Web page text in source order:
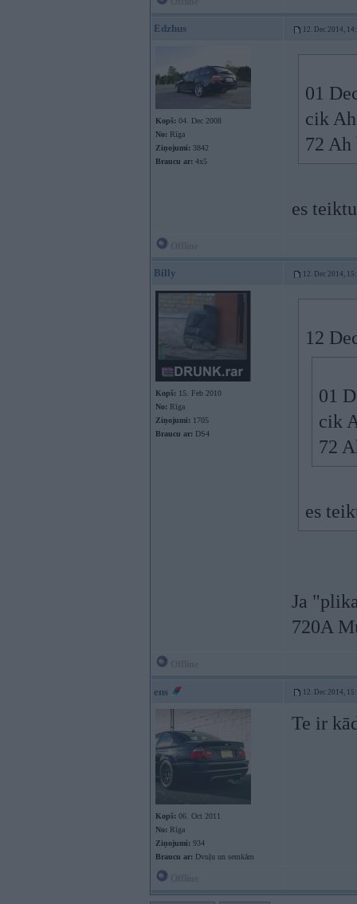
Edzhus 12. Dec 2014,
Kopš: 04. Dec 2008
No: Rīga
Ziņojumi: 3842
Braucu ar: 4x5
01
cik
72 Ah
es
Billy 12. Dec 2014,
Kopš: 15. Feb 2010
No: Rīga
Ziņojumi: 1705
Braucu ar: DS4
12
01
cik
72
es
Ja
720A
ens 12. Dec 2014,
Kopš: 06. Oct 2011
No: Rīga
Ziņojumi: 934
Braucu ar: Dvuļu un semkām
Te ir